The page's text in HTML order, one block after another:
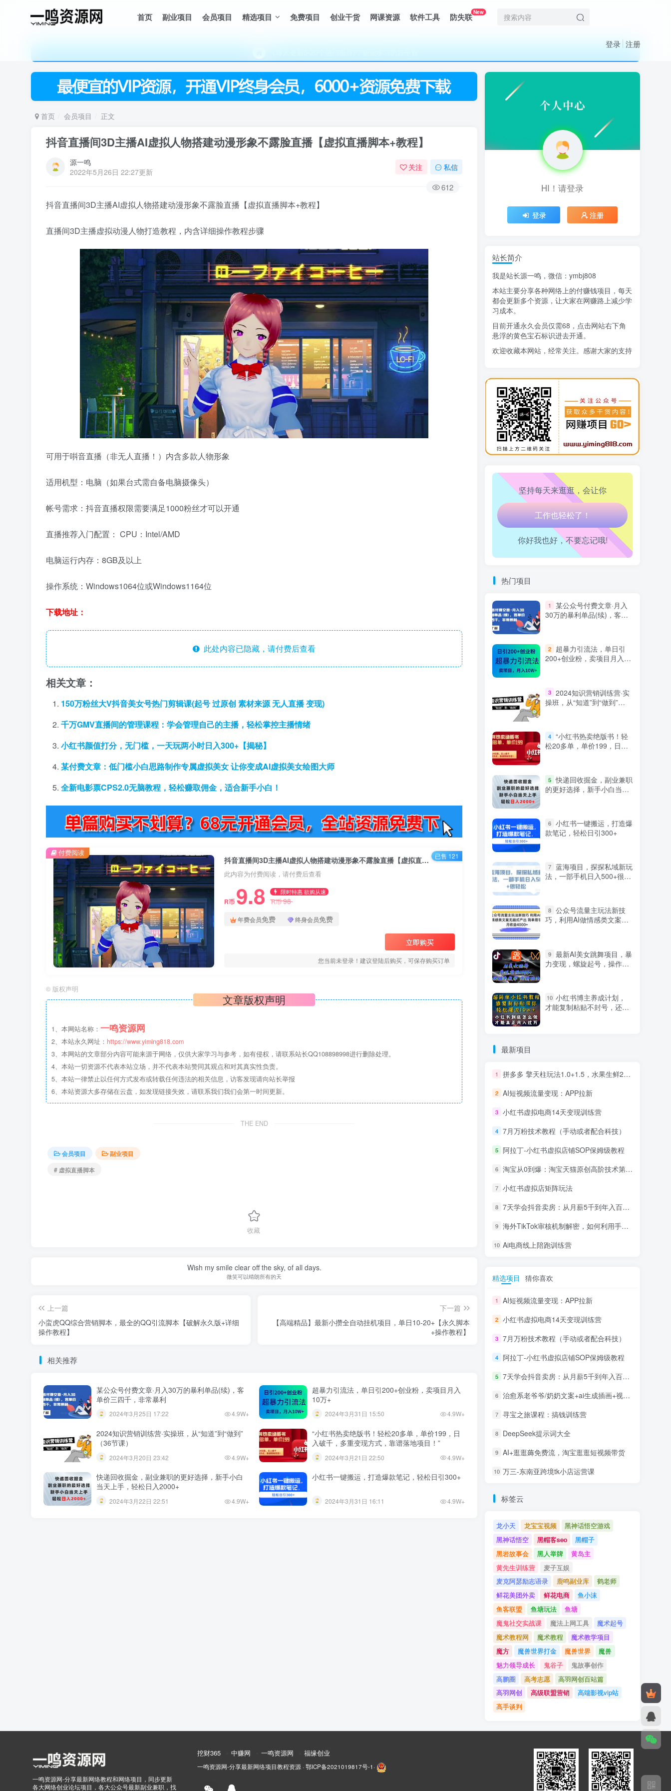
首页 副业项目 会员项目 精选项目 免费项目 创业干货 网课资源 软件工具 防失联New
登录 注册
欢迎访问一鸣资源网，本站汇集数千网创课程和项目
首页 会员项目 正文
抖音直播间3D主播AI虚拟人物搭建动漫形象不露脸直播【虚拟直播脚本+教程】
源一鸣
2022年5月26日 22:27更新
关注 私信
612
抖音直播间3D主播AI虚拟人物搭建动漫形象不露脸直播【虚拟直播脚本+教程】
直播间3D主播虚拟动漫人物打造教程，内含详细操作教程步骤
可用于唞音直播（非无人直播！）内含多款人物形象
适用机型：电脑（如果台式需自备电脑摄像头）
帐号需求：抖音直播权限需要满足1000粉丝才可以开通
直播推荐入门配置： CPU：Intel/AMD
电脑运行内存：8GB及以上
操作系统：Windows1064位或Windows1164位
下载地址：
此处内容已隐藏，请付费后查看
相关文章：
150万粉丝大V抖音美女号热门剪辑课(起号 过原创 素材来源 无人直播 变现)
千万GMV直播间的管理课程：学会管理自己的主播，轻松掌控主播情绪
小红书颜值打分，无门槛，一天玩两小时日入300+【揭秘】
某付费文章：低门槛小白思路制作专属虚拟美女 让你变成AI虚拟美女绘图大师
全新电影票CPS2.0无脑教程，轻松赚取佣金，适合新手小白！
抖音直播间3D主播AI虚拟人物搭建动漫形象不露脸直播【虚拟直播脚本+教程】
此内容为付费阅读，请付费后查看
R币 9.8 限时特惠 欲购从速
R币98
年费会员免费 终身会员免费
立即购买
您当前未登录！建议登陆后购买，可保存购买订单
付费阅读 已售 121
© 版权声明
文章版权声明
1、本网站名称： 一鸣资源网
2、本站永久网址： https://www.yiming818.com
3、本网站的文章部分内容可能来源于网络，仅供大家学习与参考，如有侵权，请联系站长QQ108898998进行删除处理。
4、本站一切资源不代表本站立场，并不代表本站赞同其观点和对其真实性负责。
5、本站一律禁止以任何方式发布或转载任何违法的相关信息，访客发现请向站长举报
6、本站资源大多存储在云盘，如发现链接失效，请联系我们我们会第一时间更新。
THE END
会员项目
副业项目
# 虚拟直播脚本
收藏
Wish my smile clear off the sky, of all days.
微笑可以晴朗所有的天
上一篇
小蛮虎QQ综合营销脚本，最全的QQ引流脚本【破解永久版+详细
操作教程】
下一篇
【高端精品】最新小攒全自动挂机项目，单日10-20+【永久脚本
+操作教程】
相关推荐
某公众号付费文章·月入30万的暴利单品(续)，客
单价三四千，非常暴利
2024年3月25日 17:22 4.9W+
超暴力引流法，单日引200+创业粉，卖项目月入
10万+
2024年3月31日 15:50 4.9W+
2024知识营销训练营·实操班，从“知道”到“做到”
（36节课）
2024年3月20日 23:42 4.9W+
“小红书热卖绝版书！轻松20多单，单价199，日
入破千，多重变现方式，靠谱落地项目！”
2024年3月21日 22:50 4.9W+
快递回收掘金，副业兼职的更好选择，新手小白
当天上手，轻松日入2000+
2024年3月22日 22:51 4.9W+
小红书一键搬运，打造爆款笔记，轻松日引300+
2024年3月31日 16:11 4.9W+
HI！请登录
登录 注册
精选项目
1 AI短视频流量变现：APP拉新
2 小红书虚拟电商14天变现训练营
7月万粉技术教程（手动或者配合科技）
4 阿拉丁-小红书虚拟店铺SOP保姆级教程
5 7天学会抖音卖房：从月薪5千到年入百万，新时代房产经纪人必备技能
寻宝之旅课程：搞钱训练营
8 DeepSeek提示词大全
9 AI+逛逛薅免费流，淘宝逛逛短视频带货
10 万三-东南亚跨境tk小店运营课
HI！请登录
登录 注册
站长简介
我是站长源一鸣，微信：ymbj808
本站主要分享各种网络上的付赚钱项目，每天
都会更新多个资源，让大家在网赚路上减少学
习成本。
目前开通永久会员仅需68，点击网站右下角
悬浮的黄色宝石标识进去开通。
欢迎收藏本网站，经常关注。感谢大家的支持
坚持每天来逛逛，会让你
生活也美好了！
心情也舒畅了！
腿也不痛了！
腰也不酸了！
工作也轻松了！
你好我也好，不要忘记哦!
热门项目
1
某公众号付费文章·月入
30万的暴利单品(续)，客单
2
超暴力引流法，单日引
200+创业粉，卖项目月入10
3 2024知识营销训练营·实
操班，从“知道”到“做到”
4 “小红书热卖绝版书！轻
松20多单，单价199，日入
5 快递回收掘金，副业兼职
的更好选择，新手小白当天
6 小红书一键搬运，打造爆
款笔记，轻松日引300+
7 蓝海项目，探探私域新玩
法，一部手机日入500+很轻
8 公众号流量主玩法新技
巧，利用AI做情感类文案无
9 最新AI美女跳舞项目，暴
力变现，螺旋起号，操作简
10 小红书博主养成计划，
才能复制粘贴不封号，还能
最新项目
1 拼多多 擎天柱玩法1.0+1.5，水果生鲜2小时起量,标品2天爆单,利润率提升30%
2 AI短视频流量变现：APP拉新
3 小红书虚拟电商14天变现训练营
4 7月万粉技术教程（手动或者配合科技）
5 阿拉丁-小红书虚拟店铺SOP保姆级教程
6 淘宝从0到爆：淘宝天猫原创高阶技术第69期
7 小红书虚拟店矩阵玩法
8 7天学会抖音卖房：从月薪5千到年入百万，新时代房产经纪人必备技能
9 海外TikTok审核机制解密，如何利用手法轻松搬运过审
10 Ai电商线上陪跑训练营
精选项目 猜你喜欢
1 AI短视频流量变现：APP拉新
2 小红书虚拟电商14天变现训练营
3 7月万粉技术教程（手动或者配合科技）
4 阿拉丁-小红书虚拟店铺SOP保姆级教程
5 7天学会抖音卖房：从月薪5千到年入百万，新时代房产经纪人必备技能
6 治愈系老爷爷/奶奶文案+ai生成插画+视频号广告分成项目
7 寻宝之旅课程：搞钱训练营
8 DeepSeek提示词大全
9 AI+逛逛薅免费流，淘宝逛逛短视频带货
10 万三-东南亚跨境tk小店运营课
标签云
龙小天 龙宝宝视频
黑神话悟空游戏
黑神话悟空
黑帽客seo
黑帽子
黑岩故事会
黑人举牌
黄岛主
黄先生训练营
麦子互娱
麦克阿瑟励志语录
鹿鸣副业库
鹤老师
鲜花美团外卖
鲜花电商
鱼小沫
鱼客联盟
鱼塘玩法
鱼塘
魔鬼社交实战课
魔法上网工具
魔术起号
魔术教程网
魔术教程
魔术教学项目
魔方
魔兽世界打金 魔兽世界
魔兽
魅力领导成长
鬼谷子
鬼故事创作
高鹏圈
高考志愿
高羽网创百站篇
高羽网创
高级联盟营销
高端影视vip站
高手谈判
一鸣资源网-分享最新网络教程和网络项目，同步更新
各大网络创业论坛项目，各大公众号最新副业兼职，找
挖财365 中赚网 一鸣资源网 福缘创业
一鸣资源网-分享最新网络项目教程资源 · 鄂ICP备2021019817号-1 ·